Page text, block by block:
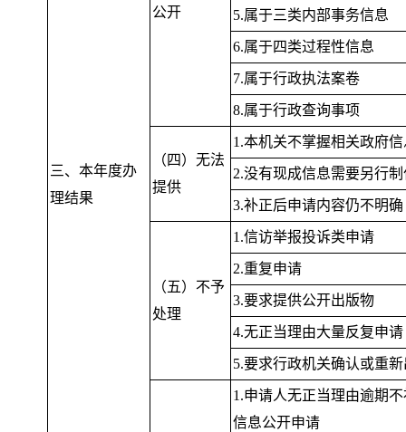
三、本年度办
理结果
公开
5.属于三类内部事务信息
6.属于四类过程性信息
7.属于行政执法案卷
8.属于行政查询事项
（四）无法
提供
1.本机关不掌握相关政府
2.没有现成信息需要另行
3.补正后申请内容仍不明确
（五）不予
处理
1.信访举报投诉类申请
2.重复申请
3.要求提供公开出版物
4.无正当理由大量反复申请
5.要求行政机关确认或重
1.申请人无正当理由逾期
信息公开申请